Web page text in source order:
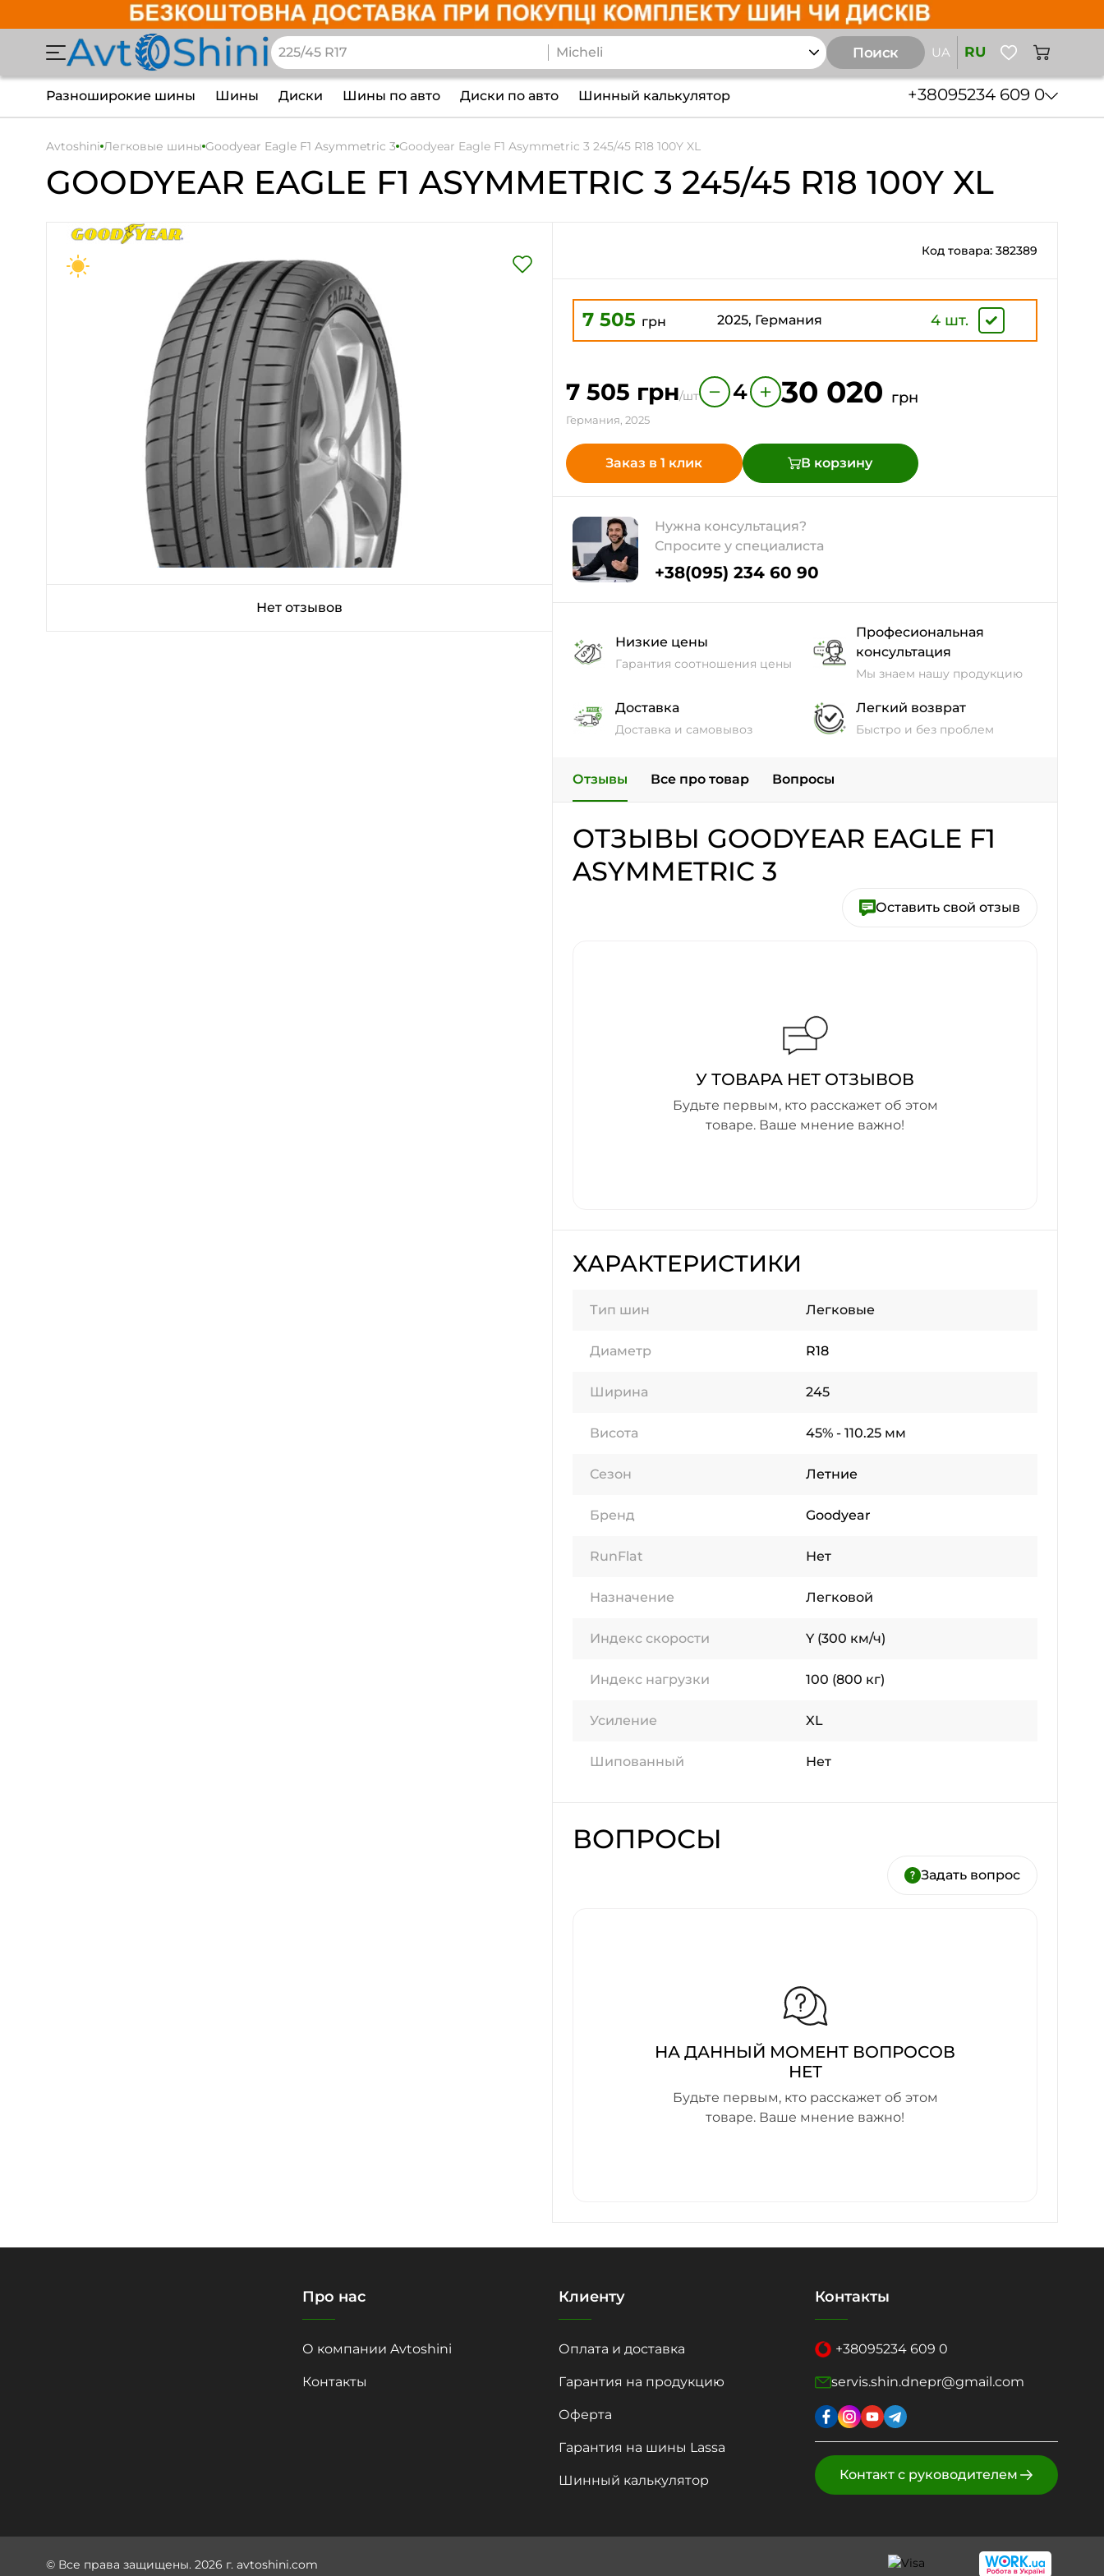
Поиск UA RU
Разноширокие шины Шины Диски Шины по авто Диски по авто Шинный калькулятор +38095234 609 0
Avtoshini Легковые шины Goodyear Eagle F1 Asymmetric 3 Goodyear Eagle F1 Asymmetric 3 245/45 R18 100Y XL
GOODYEAR EAGLE F1 ASYMMETRIC 3 245/45 R18 100Y XL
Нет отзывов
Код товара: 382389
7 505 грн 2025, Германия 4 шт.
7 505 грн/шт − 4 + 30 020 грн
Германия, 2025
Заказ в 1 клик В корзину
Нужна консультация?
Спросите у специалиста
+38(095) 234 60 90
Низкие цены
Гарантия соотношения цены
Професиональная
консультация
Мы знаем нашу продукцию
Доставка
Доставка и самовывоз
Легкий возврат
Быстро и без проблем
Отзывы Все про товар Вопросы
ОТЗЫВЫ GOODYEAR EAGLE F1
ASYMMETRIC 3
Оставить свой отзыв
У ТОВАРА НЕТ ОТЗЫВОВ
Будьте первым, кто расскажет об этом
товаре. Ваше мнение важно!
ХАРАКТЕРИСТИКИ
Тип шин Легковые
Диаметр R18
Ширина 245
Висота 45% - 110.25 мм
Сезон Летние
Бренд Goodyear
RunFlat Нет
Назначение Легковой
Индекс скорости Y (300 км/ч)
Индекс нагрузки 100 (800 кг)
Усиление XL
Шипованный Нет
ВОПРОСЫ
Задать вопрос
НА ДАННЫЙ МОМЕНТ ВОПРОСОВ
НЕТ
Будьте первым, кто расскажет об этом
товаре. Ваше мнение важно!
Про нас
О компании Avtoshini
Контакты
Клиенту
Оплата и доставка
Гарантия на продукцию
Оферта
Гарантия на шины Lassa
Шинный калькулятор
Контакты
+38095234 609 0
servis.shin.dnepr@gmail.com
Контакт с руководителем
© Все права защищены. 2026 г. avtoshini.com